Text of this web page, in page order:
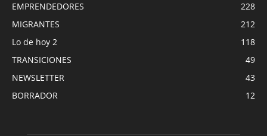
EMPRENDEDORES
228
MIGRANTES
212
Lo de hoy 2
118
TRANSICIONES
49
NEWSLETTER
43
BORRADOR
12